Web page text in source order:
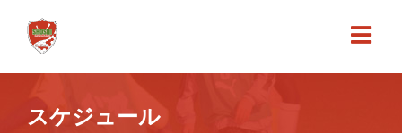
content
スケジュール